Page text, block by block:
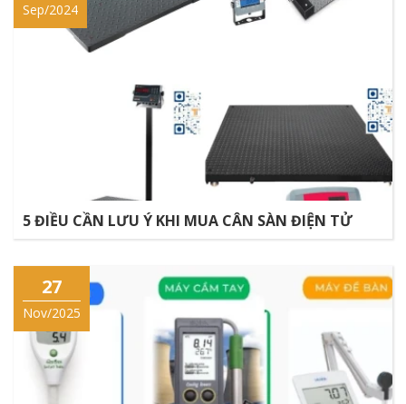
Sep/2024
5 ĐIỀU CẦN LƯU Ý KHI MUA CÂN SÀN ĐIỆN TỬ
27
Nov/2025